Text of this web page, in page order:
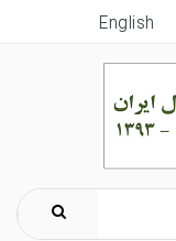
English